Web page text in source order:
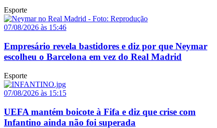
Esporte
07/08/2026 às 15:46
Empresário revela bastidores e diz por que Neymar
escolheu o Barcelona em vez do Real Madrid
Esporte
07/08/2026 às 15:15
UEFA mantém boicote à Fifa e diz que crise com
Infantino ainda não foi superada